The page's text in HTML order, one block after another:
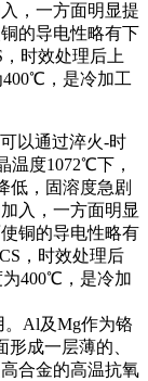
，一方面明显提
的导电性略有下
时效处理后上
400℃，是冷加工
以通过淬火-时
温度1072℃下，
低，固溶度急剧
入，一方面明显
铜的导电性略有
，时效处理后
为400℃，是冷加
Al及Mg作为铬
成一层薄的、
合金的高温抗氧